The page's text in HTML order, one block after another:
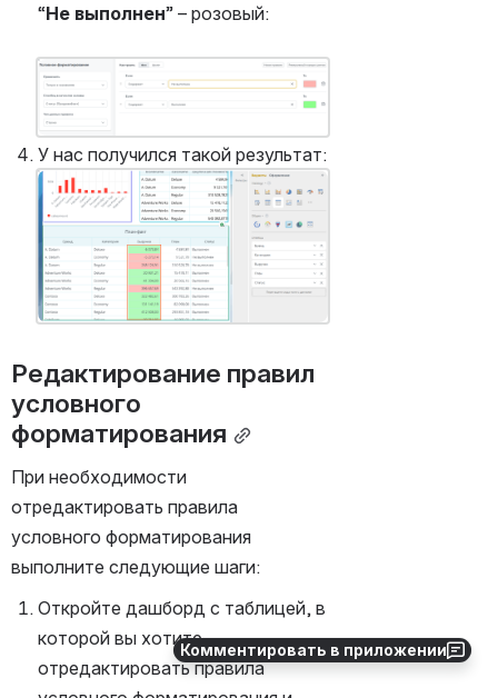
Комментировать в приложении
“Не выполнен” – розовый:
Открыть файл «»
У нас получился такой результат:
Открыть файл «»
Редактирование правил
условного
форматирования
При необходимости
отредактировать правила
условного форматирования
выполните следующие шаги:
Откройте дашборд с таблицей, в
которой вы хотите
отредактировать правила